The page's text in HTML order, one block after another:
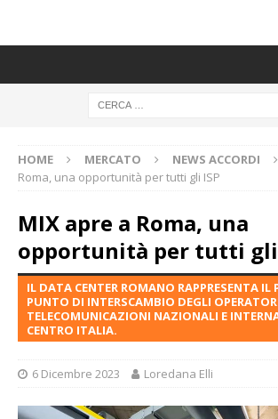
HOME MERCATO NEWS ACCORDI
Roma, una opportunità per tutti gli ISP
MIX apre a Roma, una
opportunità per tutti gli
IL DATA CENTER ROMANO RAPPRESENTA IL
PUNTO DI INTERSCAMBIO DEGLI
TELECOMUNICAZIONI NAZIONALI E
CENTRO ITALIA.
6 Dicembre 2023 Loredana Elli